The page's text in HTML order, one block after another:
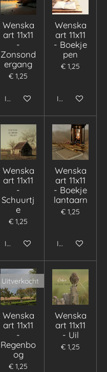
Wenska
art 11x11
-
Zonsond
ergang
€ 1,25
In winkelwagen
Wenska
art 11x11
- Boekje
pen
€ 1,25
In
Wenska
art 11x11
-
Schuurtj
e
€ 1,25
In winkelwagen
Wenska
art 11x11
- Boekje
lantaarn
€ 1,25
In
Uitverkocht
Wenska
art 11x11
-
Regenbo
og
€ 1,25
Wenska
art 11x11
- Uil
€ 1,25